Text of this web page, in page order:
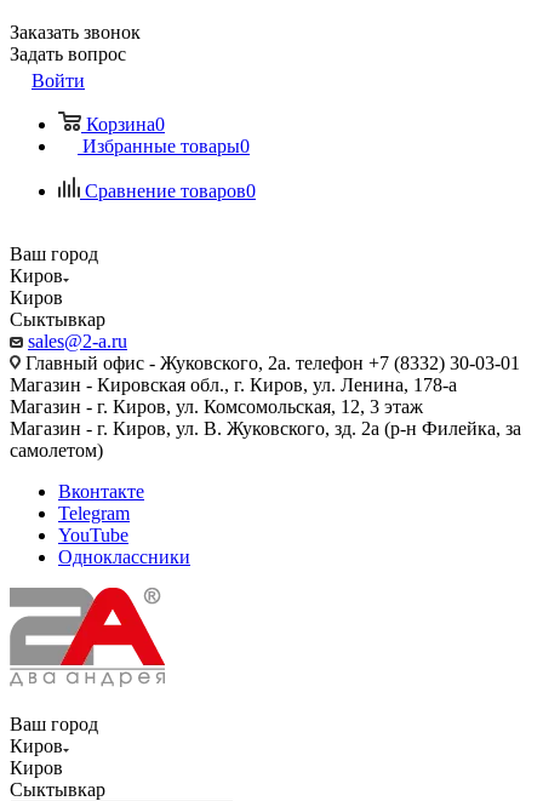
Заказать звонок
Задать вопрос
Войти
Корзина0
Избранные товары0
Сравнение товаров0
Ваш город
Киров
Киров
Сыктывкар
sales@2-a.ru
Главный офис - Жуковского, 2а. телефон +7 (8332) 30-03-01
Магазин - Кировская обл., г. Киров, ул. Ленина, 178-а
Магазин - г. Киров, ул. Комсомольская, 12, 3 этаж
Магазин - г. Киров, ул. В. Жуковского, зд. 2а (р-н Филейка, за
самолетом)
Вконтакте
Telegram
YouTube
Одноклассники
Ваш город
Киров
Киров
Сыктывкар